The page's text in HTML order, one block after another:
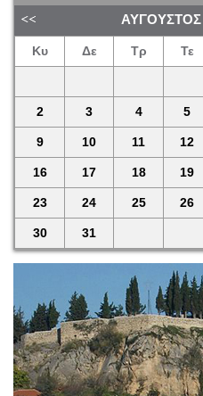
ΑΎΓΟΥΣΤΟΣ
Κυ Δε Τρ Τε
2 3 4 5
9 10 11 12
16 17 18 19
23 24 25 26
30 31